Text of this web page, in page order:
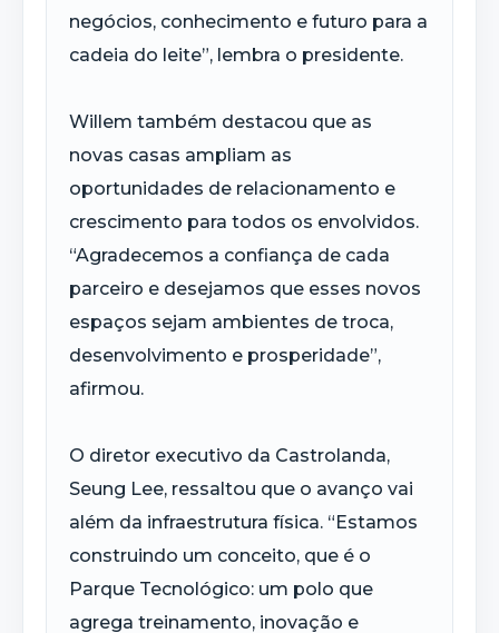
negócios, conhecimento e futuro para a
cadeia do leite”, lembra o presidente.
Willem também destacou que as
novas casas ampliam as
oportunidades de relacionamento e
crescimento para todos os envolvidos.
“Agradecemos a confiança de cada
parceiro e desejamos que esses novos
espaços sejam ambientes de troca,
desenvolvimento e prosperidade”,
afirmou.
O diretor executivo da Castrolanda,
Seung Lee, ressaltou que o avanço vai
além da infraestrutura física. “Estamos
construindo um conceito, que é o
Parque Tecnológico: um polo que
agrega treinamento, inovação e